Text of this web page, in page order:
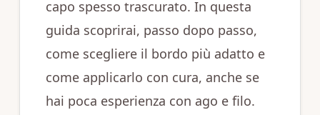
capo spesso trascurato. In questa
guida scoprirai, passo dopo passo,
come scegliere il bordo più adatto e
come applicarlo con cura, anche se
hai poca esperienza con ago e filo.